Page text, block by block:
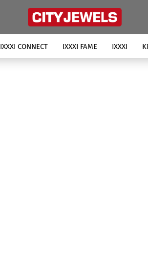
IXXXI CONNECT IXXXI FAME IXXXI